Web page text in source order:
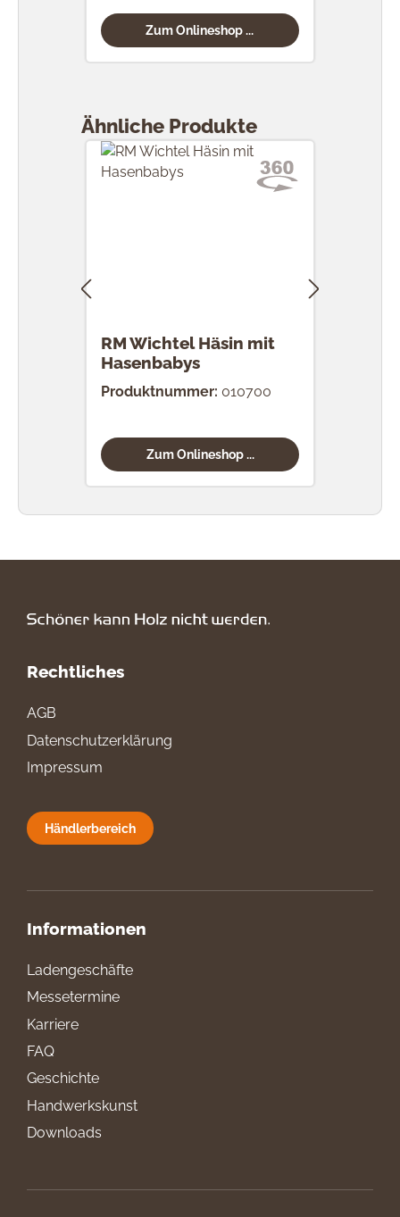
Zum Onlineshop ...
Ähnliche Produkte
RM Wichtel Häsin mit
Hasenbabys
Produktnummer: 010700
Zum Onlineshop ...
Rechtliches
AGB
Datenschutzerklärung
Impressum
Händlerbereich
Informationen
Ladengeschäfte
Messetermine
Karriere
FAQ
Geschichte
Handwerkskunst
Downloads